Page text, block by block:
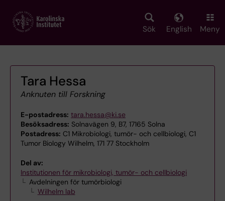
main
Sök English Meny
Tara Hessa
Anknuten till Forskning
E-postadress: tara.hessa@ki.se
Besöksadress: Solnavägen 9, B7, 17165 Solna
Postadress: C1 Mikrobiologi, tumör- och cellbiologi, C1
Tumor Biology Wilhelm, 171 77 Stockholm
Del av:
Institutionen för mikrobiologi, tumör- och cellbiologi
Avdelningen för tumörbiologi
Wilhelm lab